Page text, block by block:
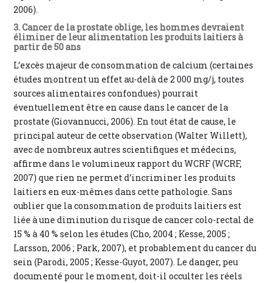
2006).
3. Cancer de la prostate oblige, les hommes devraient
éliminer de leur alimentation les produits laitiers à
partir de 50 ans
L’excès majeur de consommation de calcium (certaines
études montrent un effet au-delà de 2 000 mg/j, toutes
sources alimentaires confondues) pourrait
éventuellement être en cause dans le cancer de la
prostate (Giovannucci, 2006). En tout état de cause, le
principal auteur de cette observation (Walter Willett),
avec de nombreux autres scientifiques et médecins,
affirme dans le volumineux rapport du WCRF (WCRF,
2007) que rien ne permet d’incriminer les produits
laitiers en eux-mêmes dans cette pathologie. Sans
oublier que la consommation de produits laitiers est
liée à une diminution du risque de cancer colo-rectal de
15 % à 40 % selon les études (Cho, 2004 ; Kesse, 2005 ;
Larsson, 2006 ; Park, 2007), et probablement du cancer du
sein (Parodi, 2005 ; Kesse-Guyot, 2007). Le danger, peu
documenté pour le moment, doit-il occulter les réels